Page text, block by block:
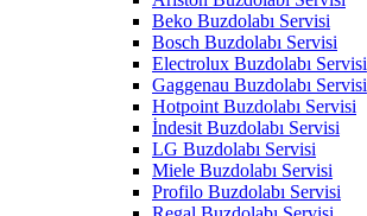
Beko Buzdolabı Servisi
Bosch Buzdolabı Servisi
Electrolux Buzdolabı Servisi
Gaggenau Buzdolabı Servisi
Hotpoint Buzdolabı Servisi
İndesit Buzdolabı Servisi
LG Buzdolabı Servisi
Miele Buzdolabı Servisi
Profilo Buzdolabı Servisi